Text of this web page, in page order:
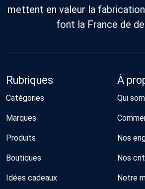
mettent en valeur la
font la France de
Rubriques
Catégories
Marques
Produits
Boutiques
Idées cadeaux
À
Qui
Nos
Nos
Notre